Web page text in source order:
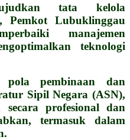
tata kelola
Pemkot Lubuklinggau
manajemen
teknologi
pola pembinaan dan
Sipil Negara (ASN),
profesional dan
termasuk dalam